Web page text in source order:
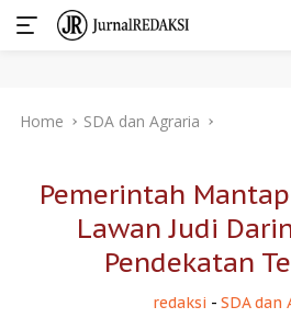
Home SDA dan Agraria
Pemerintah
Lawan Judi
Pendekatan
redaksi - SDA dan